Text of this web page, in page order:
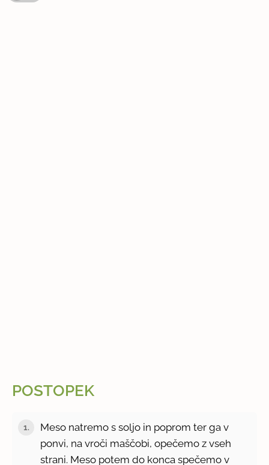
POSTOPEK
1.
Meso natremo s soljo in poprom ter ga v
ponvi, na vroči maščobi, opečemo z vseh
strani. Meso potem do konca spečemo v